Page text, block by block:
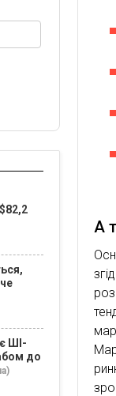
А
ШІ-
до